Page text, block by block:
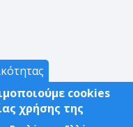
cookies
χρήσης της